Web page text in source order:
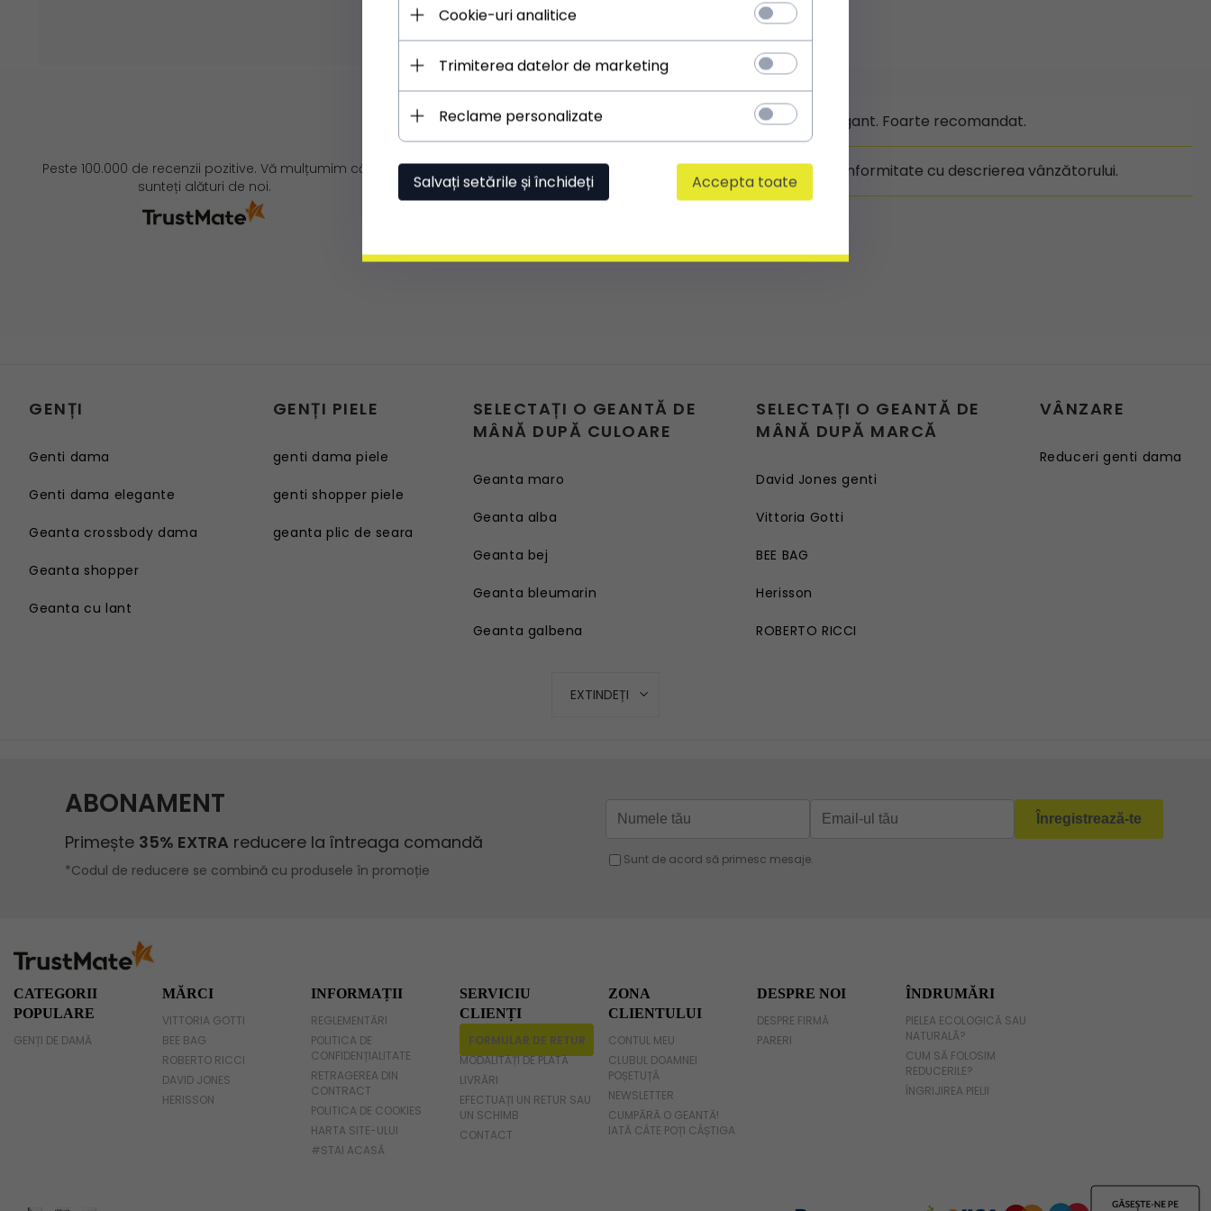
ÎNCHIDERE PRINCIPALĂ:
Peste 100.000 de recenzii pozitive. Vă mulțumim că
sunteți alături de noi.
Un portbagaj rece, nu prea mare. Design elegant. Foarte recomandat.
Produsul este de cea mai bună calitate, în conformitate cu descrierea vânzătorului.
GENȚI
Genti dama
Genti dama elegante
Geanta crossbody dama
Geanta shopper
Geanta cu lant
Geanta cu lant
Geanta tip sac
Geanta umar dama casual
Geanta voiaj
Geanta cu franjuri
Geanta umar
Geanta mare
GENȚI PIELE
genti dama piele
genti shopper piele
geanta plic de seara
SELECTAȚI O GEANTĂ DE
MÂNĂ DUPĂ CULOARE
Geanta maro
Geanta alba
Geanta bej
Geanta bleumarin
Geanta galbena
SELECTAȚI O GEANTĂ DE
MÂNĂ DUPĂ MARCĂ
David Jones genti
Vittoria Gotti
BEE BAG
Herisson
ROBERTO RICCI
VÂNZARE
Reduceri genti dama
EXTINDEȚI
CATEGORII
POPULARE
GENȚI DE DAMĂ
MĂRCI
VITTORIA GOTTI
BEE BAG
ROBERTO RICCI
DAVID JONES
HERISSON
INFORMAȚII
REGLEMENTĂRI
POLITICA DE
CONFIDENȚIALITATE
RETRAGEREA DIN
CONTRACT
POLITICA DE COOKIES
HARTA SITE-ULUI
#STAI ACASĂ
SERVICIU
CLIENȚI
FORMULAR DE RETUR
MODALITĂȚI DE PLATĂ
LIVRĂRI
EFECTUAȚI UN RETUR SAU
UN SCHIMB
CONTACT
ZONA
CLIENTULUI
CONTUL MEU
CLUBUL DOAMNEI
POȘETUȚĂ
NEWSLETTER
CUMPĂRĂ O GEANTĂ!
IATĂ CÂTE POȚI CÂȘTIGA
DESPRE NOI
DESPRE FIRMĂ
PARERI
ÎNDRUMĂRI
PIELEA ECOLOGICĂ SAU
NATURALĂ?
CUM SĂ FOLOSIM
REDUCERILE?
ÎNGRIJIREA PIELII
Cookie-uri analitice
Trimiterea datelor de marketing
Reclame personalizate
Salvați setările și închideți Accepta toate